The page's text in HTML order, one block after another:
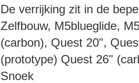
De verrijking zit in de
Zelfbouw, M5blueglide,
(carbon), Quest 20",
(prototype) Quest 26"
Snoek